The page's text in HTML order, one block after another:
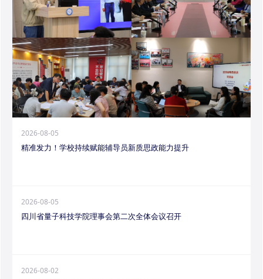
2026-08-05
精准发力！学校持续赋能辅导员新质思政能力提升
2026-08-05
四川省量子科技学院理事会第二次全体会议召开
2026-08-02